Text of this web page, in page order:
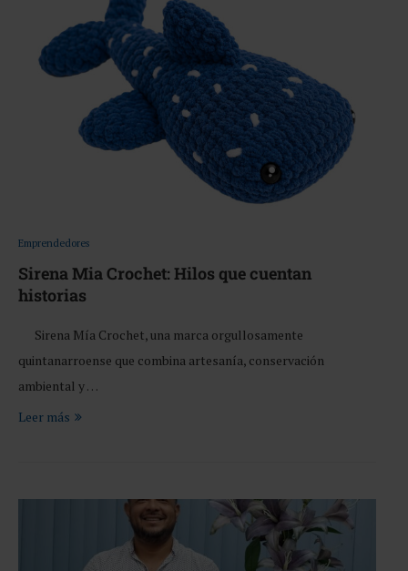
Emprendedores
Sirena Mia Crochet: Hilos que cuentan
historias
Sirena Mía Crochet, una marca orgullosamente
quintanarroense que combina artesanía, conservación
ambiental y …
Leer más